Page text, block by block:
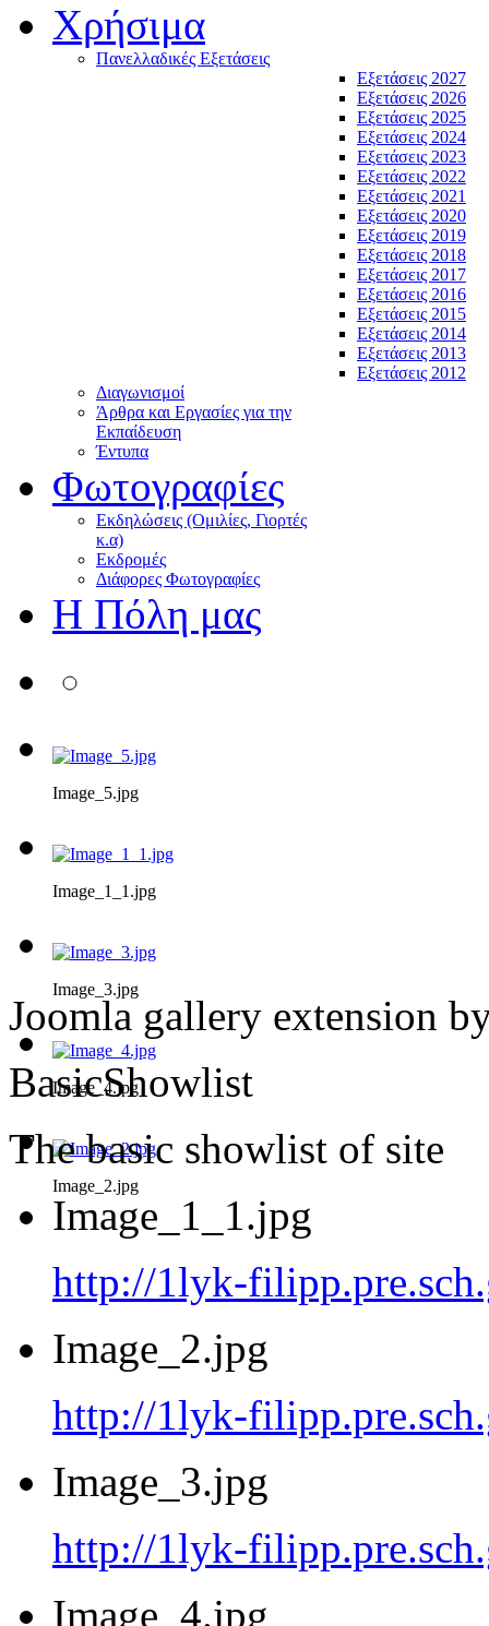
Χρήσιμα
Πανελλαδικές Εξετάσεις
Εξετάσεις 2027
Εξετάσεις 2026
Εξετάσεις 2025
Εξετάσεις 2024
Εξετάσεις 2023
Εξετάσεις 2022
Εξετάσεις 2021
Εξετάσεις 2020
Εξετάσεις 2019
Εξετάσεις 2018
Εξετάσεις 2017
Εξετάσεις 2016
Εξετάσεις 2015
Εξετάσεις 2014
Εξετάσεις 2013
Εξετάσεις 2012
Διαγωνισμοί
Άρθρα και Εργασίες για την
Εκπαίδευση
Έντυπα
Φωτογραφίες
Εκδηλώσεις (Ομιλίες, Γιορτές
κ.α)
Εκδρομές
Διάφορες Φωτογραφίες
Η Πόλη μας
Image_5.jpg
Image_1_1.jpg
Image_3.jpg
Image_4.jpg
Image_2.jpg
Joomla gallery extension
BasicShowlist
The basic showlist of site
Image_1_1.jpg
http://1lyk-
Image_2.jpg
http://1lyk-
Image_3.jpg
http://1lyk-
Image_4.jpg